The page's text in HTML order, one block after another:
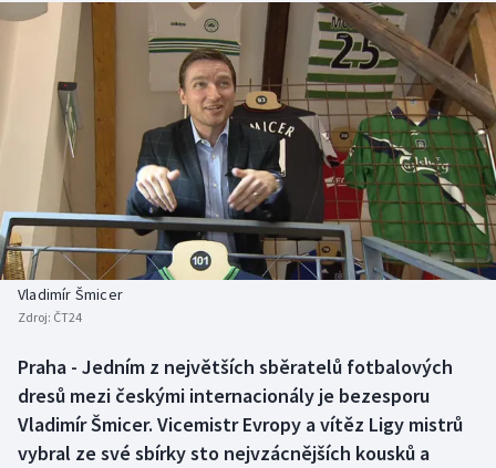
Cyklistika
DALŠÍ SPORTY
Americký fotbal
Baseball a softbal
Basketbal
Biatlon
Box
Curling
NEPŘEHLÉDNĚTE
Soutěže
Historické návraty
Aplikace ČT sport
Vladimír Šmicer
Zdroj: ČT24
Praha - Jedním z největších sběratelů fotbalových
dresů mezi českými internacionály je bezesporu
Vladimír Šmicer. Vicemistr Evropy a vítěz Ligy mistrů
vybral ze své sbírky sto nejvzácnějších kousků a